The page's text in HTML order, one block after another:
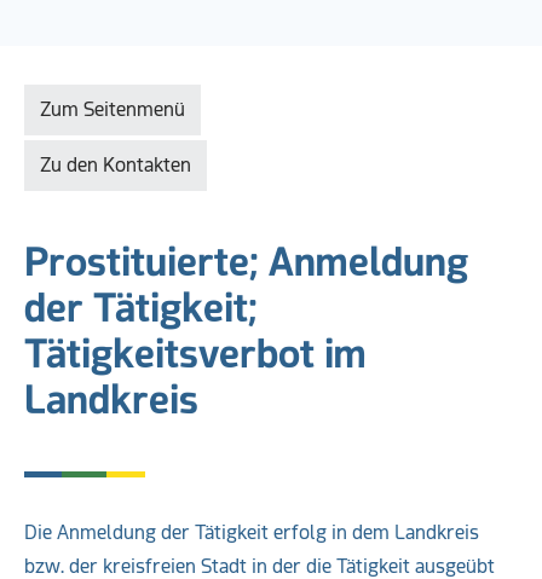
Zum Seitenmenü
Zu den Kontakten
Prostituierte; Anmeldung
der Tätigkeit;
Tätigkeitsverbot im
Landkreis
Die Anmeldung der Tätigkeit erfolg in dem Landkreis
bzw. der kreisfreien Stadt in der die Tätigkeit ausgeübt